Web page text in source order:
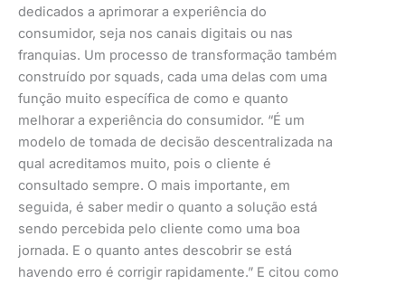
dedicados a aprimorar a experiência do
consumidor, seja nos canais digitais ou nas
franquias. Um processo de transformação também
construído por squads, cada uma delas com uma
função muito específica de como e quanto
melhorar a experiência do consumidor. “É um
modelo de tomada de decisão descentralizada na
qual acreditamos muito, pois o cliente é
consultado sempre. O mais importante, em
seguida, é saber medir o quanto a solução está
sendo percebida pelo cliente como uma boa
jornada. E o quanto antes descobrir se está
havendo erro é corrigir rapidamente.” E citou como